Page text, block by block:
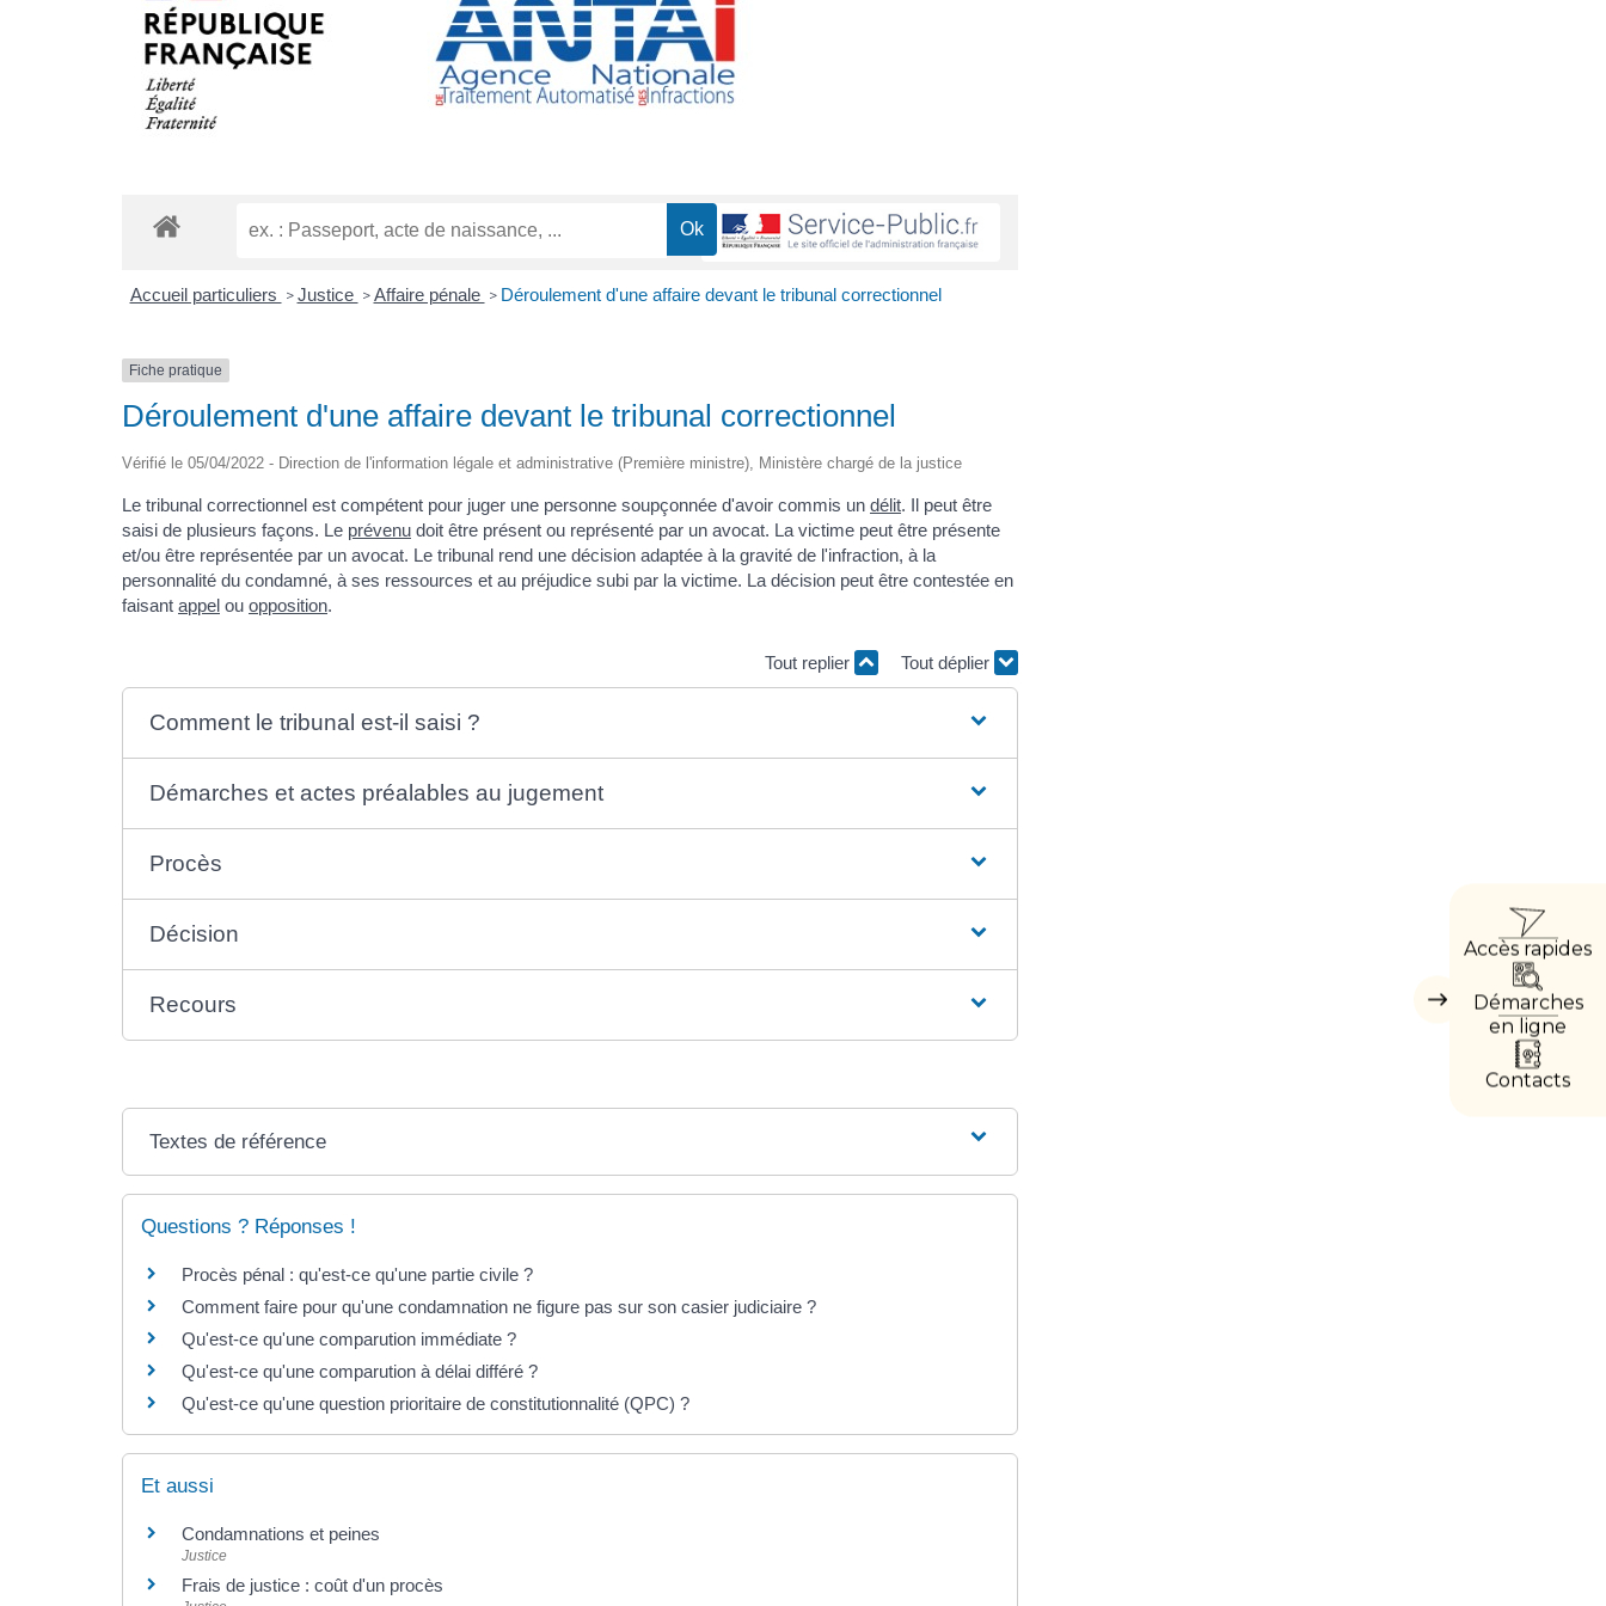
Masquer
Accès rapides
Démarches
en ligne
Contacts
Accueil particuliers > Justice > Affaire pénale > Déroulement d'une affaire devant le tribunal correctionnel
Fiche pratique
Déroulement d'une affaire devant le tribunal correctionnel
Vérifié le 05/04/2022 - Direction de l'information légale et administrative (Première ministre), Ministère chargé de la justice
Le tribunal correctionnel est compétent pour juger une personne soupçonnée d'avoir commis un délit. Il peut être
saisi de plusieurs façons. Le prévenu doit être présent ou représenté par un avocat. La victime peut être présente
et/ou être représentée par un avocat. Le tribunal rend une décision adaptée à la gravité de l'infraction, à la
personnalité du condamné, à ses ressources et au préjudice subi par la victime. La décision peut être contestée en
faisant appel ou opposition.
Tout replier Tout déplier
Comment le tribunal est-il saisi ?
Démarches et actes préalables au jugement
Procès
Décision
Recours
Textes de référence
Questions ? Réponses !
Procès pénal : qu'est-ce qu'une partie civile ?
Comment faire pour qu'une condamnation ne figure pas sur son casier judiciaire ?
Qu'est-ce qu'une comparution immédiate ?
Qu'est-ce qu'une comparution à délai différé ?
Qu'est-ce qu'une question prioritaire de constitutionnalité (QPC) ?
Et aussi
Condamnations et peines
Justice
Frais de justice : coût d'un procès